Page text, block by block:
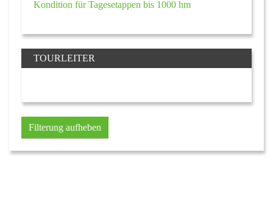
Kondition für Tagesetappen bis 1000 hm
TOURLEITER
Filterung aufheben